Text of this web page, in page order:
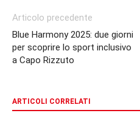
Articolo precedente
Blue Harmony 2025: due giorni
per scoprire lo sport inclusivo
a Capo Rizzuto
ARTICOLI CORRELATI